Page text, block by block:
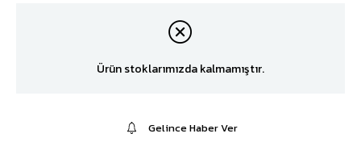
Ürün stoklarımızda kalmamıştır.
Gelince Haber Ver